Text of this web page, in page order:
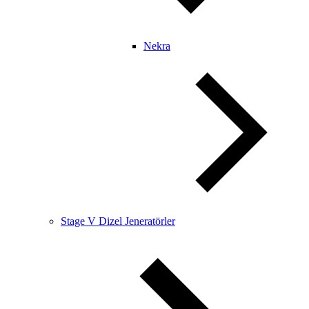
Nekra
Stage V Dizel Jeneratörler